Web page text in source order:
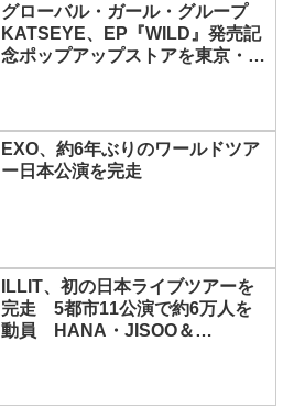
グローバル・ガール・グループ
KATSEYE、EP『WILD』発売記
念ポップアップストアを東京・原
EXO、約6年ぶりのワールドツア
ー日本公演を完走
ILLIT、初の日本ライブツアーを
完走 5都市11公演で約6万人を
動員 HANA・JISOO＆